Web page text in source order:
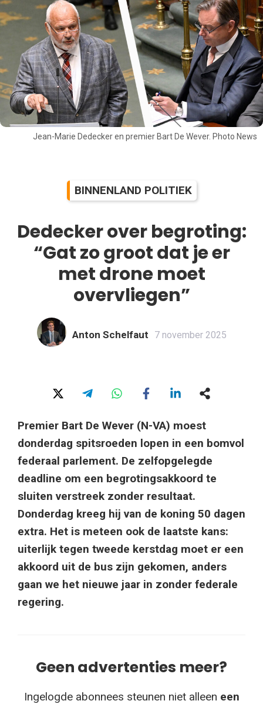
Jean-Marie Dedecker en premier Bart De Wever. Photo News
BINNENLAND POLITIEK
Dedecker over begroting:
“Gat zo groot dat je er
met drone moet
overvliegen”
Anton Schelfaut 7 november 2025
Premier Bart De Wever (N-VA) moest
donderdag spitsroeden lopen in een bomvol
federaal parlement. De zelfopgelegde
deadline om een begrotingsakkoord te
sluiten verstreek zonder resultaat.
Donderdag kreeg hij van de koning 50 dagen
extra. Het is meteen ook de laatste kans:
uiterlijk tegen tweede kerstdag moet er een
akkoord uit de bus zijn gekomen, anders
gaan we het nieuwe jaar in zonder federale
regering.
Geen advertenties meer?
Ingelogde abonnees steunen niet alleen een